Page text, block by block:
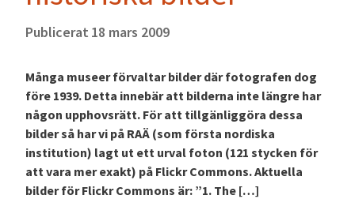
Publicerat 18 mars 2009
Många museer förvaltar bilder där fotografen dog
före 1939. Detta innebär att bilderna inte längre har
någon upphovsrätt. För att tillgänliggöra dessa
bilder så har vi på RAÄ (som första nordiska
institution) lagt ut ett urval foton (121 stycken för
att vara mer exakt) på Flickr Commons. Aktuella
bilder för Flickr Commons är: ”1. The […]